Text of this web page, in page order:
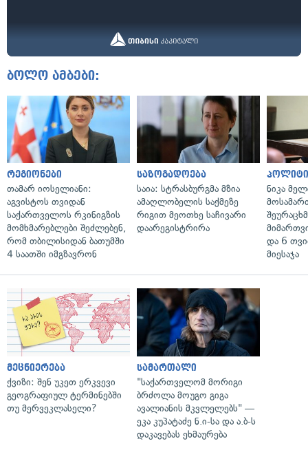
ბოლო ამბები:
რეგიონები
თამარ იოსელიანი:
აგვისტოს თვიდან
საქართველოს რკინიგზის
მომხმარებლები შეძლებენ,
რომ თბილისიდან ბათუმში
4 საათში იმგზავრონ
საზოგადოება
საია: სტრასბურგმა მზია
ამაღლობელის საქმეზე
რიგით მეოთხე საჩივარი
დაარეგისტრირა
ნიკა
და 6
მიესაჯა
მეცნიერება
ქვიზი: შენ უკეთ ერკვევი
გეოგრაფიულ ტერმინებში
თუ მერვეკლასელი?
სამართალი
"საქართველომ მორიგი
ბრძოლა მოუგო გიგა
ავალიანის მკვლელებს" —
ეკა კუპატაძე ნ.ი-სა და ა.ბ-ს
დაკავებას ეხმაურება